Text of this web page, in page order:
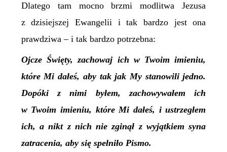
Dlatego tam mocno brzmi modlitwa Jezusa
z dzisiejszej Ewangelii i tak bardzo jest ona
prawdziwa – i tak bardzo potrzebna:
Ojcze Święty, zachowaj ich w Twoim imieniu,
które Mi dałeś, aby tak jak My stanowili jedno.
Dopóki z nimi byłem, zachowywałem ich
w Twoim imieniu, które Mi dałeś, i ustrzegłem
ich, a nikt z nich nie zginął z wyjątkiem syna
zatracenia, aby się spełniło Pismo.